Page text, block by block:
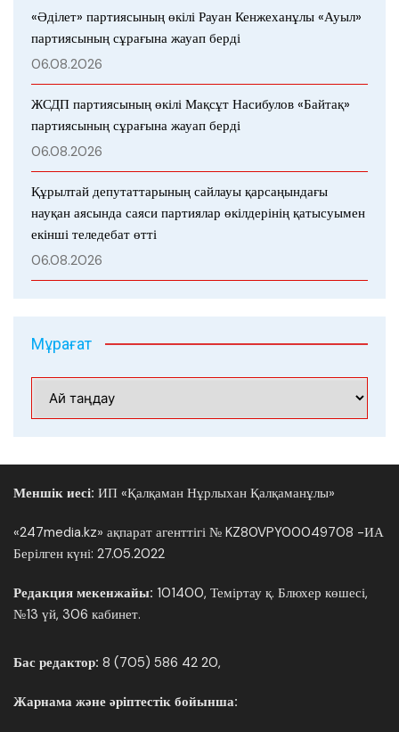
«Әділет» партиясының өкілі Рауан Кенжеханұлы «Ауыл»
партиясының сұрағына жауап берді
06.08.2026
ЖСДП партиясының өкілі Мақсұт Насибулов «Байтақ»
партиясының сұрағына жауап берді
06.08.2026
Құрылтай депутаттарының сайлауы қарсаңындағы
науқан аясында саяси партиялар өкілдерінің қатысуымен
екінші теледебат өтті
06.08.2026
Мұрағат
Меншік иесі: ИП «Қалқаман Нұрлыхан Қалқаманұлы»
«247media.kz» ақпарат агенттігі № KZ80VPY00049708 -ИА
Берілген күні: 27.05.2022
Редакция мекенжайы: 101400, Теміртау қ. Блюхер көшесі,
№13 үй, 306 кабинет.
Бас редактор: 8 (705) 586 42 20,
Жарнама және әріптестік бойынша: